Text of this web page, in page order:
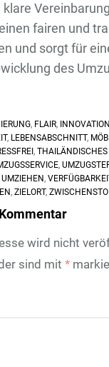
fairen und
und sorgt für
des
, FLAIR, INNOVATION
, LEBENSABSCHNITT,
,
,
,
, ZIELORT,
wird nicht
sind mit *